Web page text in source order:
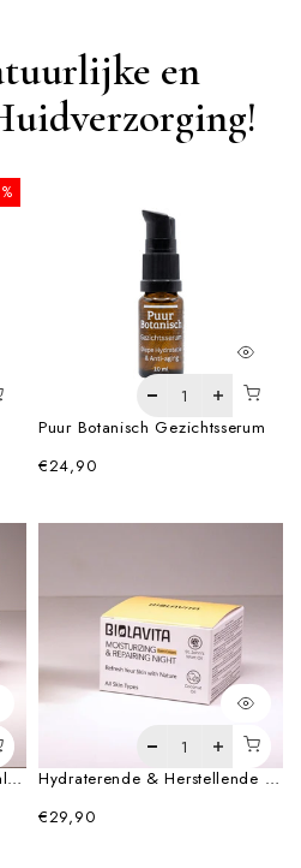
en
Puur Botanisch Gezichtsserum
€24,90
Natuurlijke Anti-Age Nachtbalsem Crème
Hydraterende & Herstellende Nachtcrème – Met Sint-Janskruid
€29,90